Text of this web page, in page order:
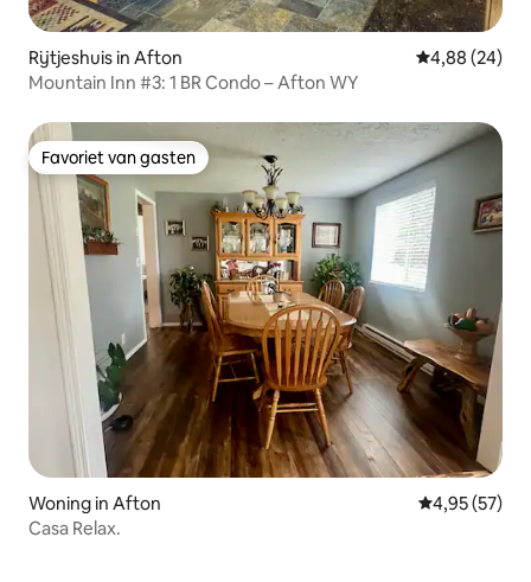
Rijtjeshuis in Afton Gemiddelde
4,88 (24)
Mountain Inn #3: 1 BR Condo – Afton WY
Favoriet van gasten
Favoriet van gasten
Woning in Afton Gemiddelde
4,95 (57)
Casa Relax.